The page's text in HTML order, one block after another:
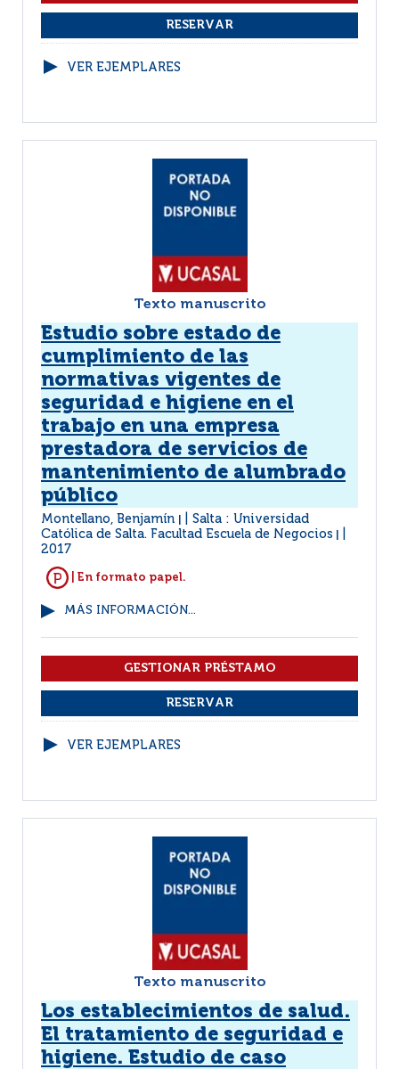
VER EJEMPLARES
Texto manuscrito
Estudio sobre estado de
cumplimiento de las
normativas vigentes de
seguridad e higiene en el
trabajo en una empresa
prestadora de servicios de
mantenimiento de alumbrado
público
Montellano, Benjamín
Salta : Universidad
Católica de Salta. Facultad Escuela de Negocios
2017
| En formato papel.
MÁS INFORMACIÓN...
VER EJEMPLARES
Texto manuscrito
Los establecimientos de salud.
El tratamiento de seguridad e
higiene. Estudio de caso